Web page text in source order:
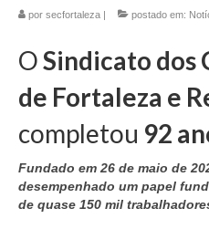
por secfortaleza | postado em:
OSindicato dos
de Fortaleza e
completou 92
Fundado em 26 de maio de
desempenhado um papel
de quase 150 mil